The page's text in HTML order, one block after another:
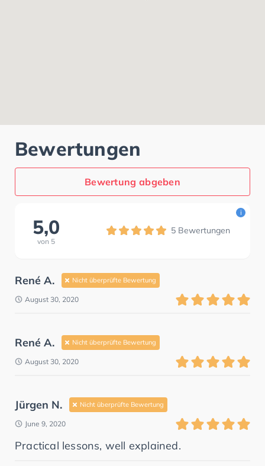
Bewertungen
Bewertung abgeben
5,0
von 5
5 Bewertungen
i
René A. Nicht überprüfte Bewertung
August 30, 2020
René A. Nicht überprüfte Bewertung
August 30, 2020
Jürgen N. Nicht überprüfte Bewertung
June 9, 2020
Practical lessons, well explained.